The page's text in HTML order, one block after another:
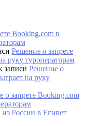
Booking.com в
Решение о запрете
руку туроператорам
записи Решение о
на руку
о запрете Booking.com
России в Египет